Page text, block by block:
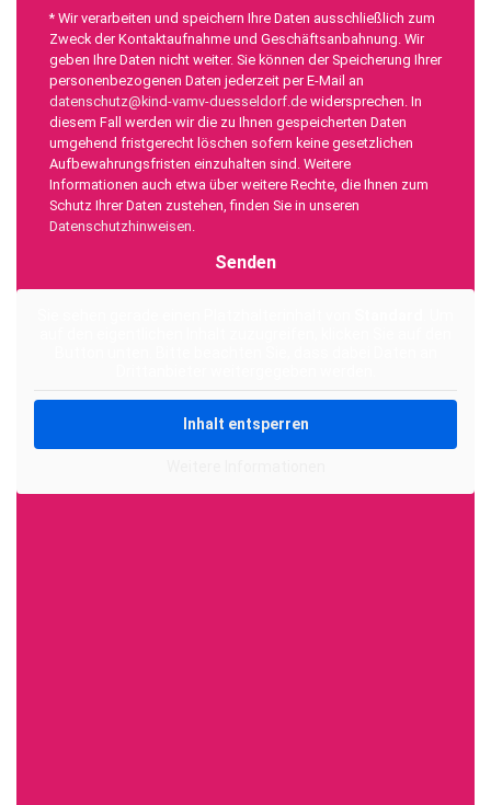
* Wir verarbeiten und speichern Ihre Daten ausschließlich zum
Zweck der Kontaktaufnahme und Geschäftsanbahnung. Wir
geben Ihre Daten nicht weiter. Sie können der Speicherung Ihrer
personenbezogenen Daten jederzeit per E-Mail an
datenschutz@kind-vamv-duesseldorf.de widersprechen. In
diesem Fall werden wir die zu Ihnen gespeicherten Daten
umgehend fristgerecht löschen sofern keine gesetzlichen
Aufbewahrungsfristen einzuhalten sind. Weitere
Informationen auch etwa über weitere Rechte, die Ihnen zum
Schutz Ihrer Daten zustehen, finden Sie in unseren
Datenschutzhinweisen.
Inhalt entsperren